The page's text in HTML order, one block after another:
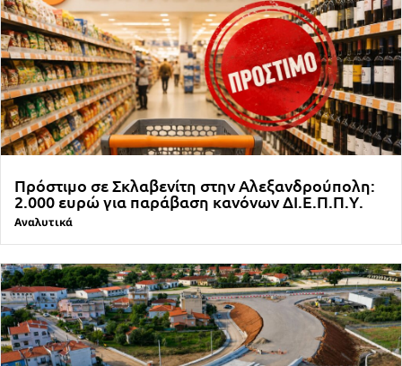
Πρόστιμο σε Σκλαβενίτη στην Αλεξανδρούπολη:
2.000 ευρώ για παράβαση κανόνων ΔΙ.Ε.Π.Π.Υ.
Αναλυτικά